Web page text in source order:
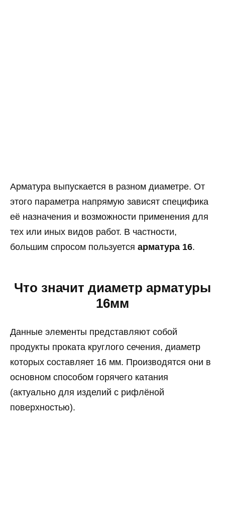
Арматура выпускается в разном диаметре. От
этого параметра напрямую зависят специфика
её назначения и возможности применения для
тех или иных видов работ. В частности,
большим спросом пользуется арматура 16.
Что значит диаметр арматуры
16мм
Данные элементы представляют собой
продукты проката круглого сечения, диаметр
которых составляет 16 мм. Производятся они в
основном способом горячего катания
(актуально для изделий с рифлёной
поверхностью).